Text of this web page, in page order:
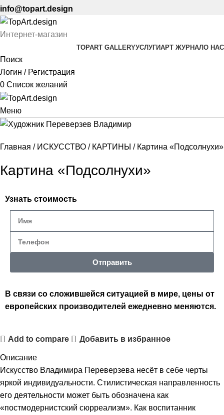
info@topart.design
Интернет-магазин
TOPART GALLERYУСЛУГИАРТ ЖУРНАЛО НАС
Поиск
Логин / Регистрация
0 Список желаний
Меню
Главная ИСКУССТВО КАРТИНЫ Картина «Подсолнухи»
Картина «Подсолнухи»
Узнать стоимость
Отправить
В связи со сложившейся ситуацией в мире, цены от
европейских производителей ежедневно меняются.
Add to compare Добавить в избранное
Описание
Искусство Владимира Переверзева несёт в себе черты
яркой индивидуальности. Стилистическая направленность
его деятельности может быть обозначена как
«постмодернистский сюрреализм». Как воспитанник